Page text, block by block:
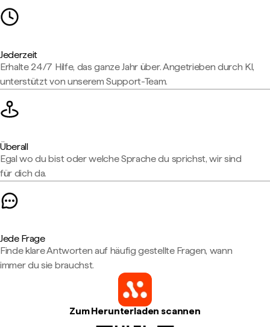
Jederzeit
Erhalte 24/7 Hilfe, das ganze Jahr über. Angetrieben durch KI,
unterstützt von unserem Support-Team.
Überall
Egal wo du bist oder welche Sprache du sprichst, wir sind
für dich da.
Jede Frage
Finde klare Antworten auf häufig gestellte Fragen, wann
immer du sie brauchst.
Zum Herunterladen scannen